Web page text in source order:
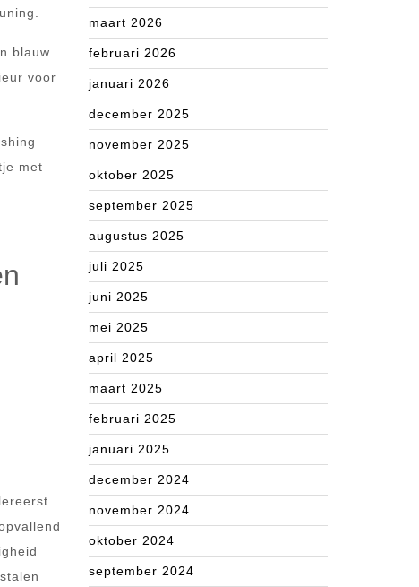
blauw
voor
met
maart 2026
februari 2026
januari 2026
december 2025
november 2025
oktober 2025
september 2025
augustus 2025
juli 2025
juni 2025
mei 2025
april 2025
maart 2025
februari 2025
januari 2025
december 2024
november 2024
oktober 2024
september 2024